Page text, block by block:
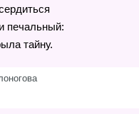
печальный:
тайну.